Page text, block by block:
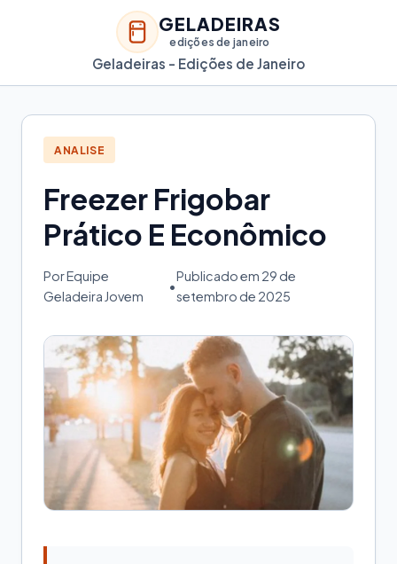
GELADEIRAS
edições de janeiro
Geladeiras - Edições de Janeiro
ANALISE
Freezer Frigobar
Prático E Econômico
Por Equipe
Geladeira Jovem
•
Publicado em 29 de
setembro de 2025